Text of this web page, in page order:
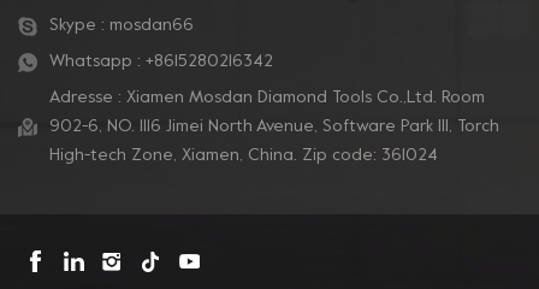
Skype : mosdan66
Whatsapp : +8615280216342
Adresse : Xiamen Mosdan Diamond Tools Co.,Ltd. Room
902-6, NO. 1116 Jimei North Avenue, Software Park Ill, Torch
High-tech Zone, Xiamen, China. Zip code: 361024